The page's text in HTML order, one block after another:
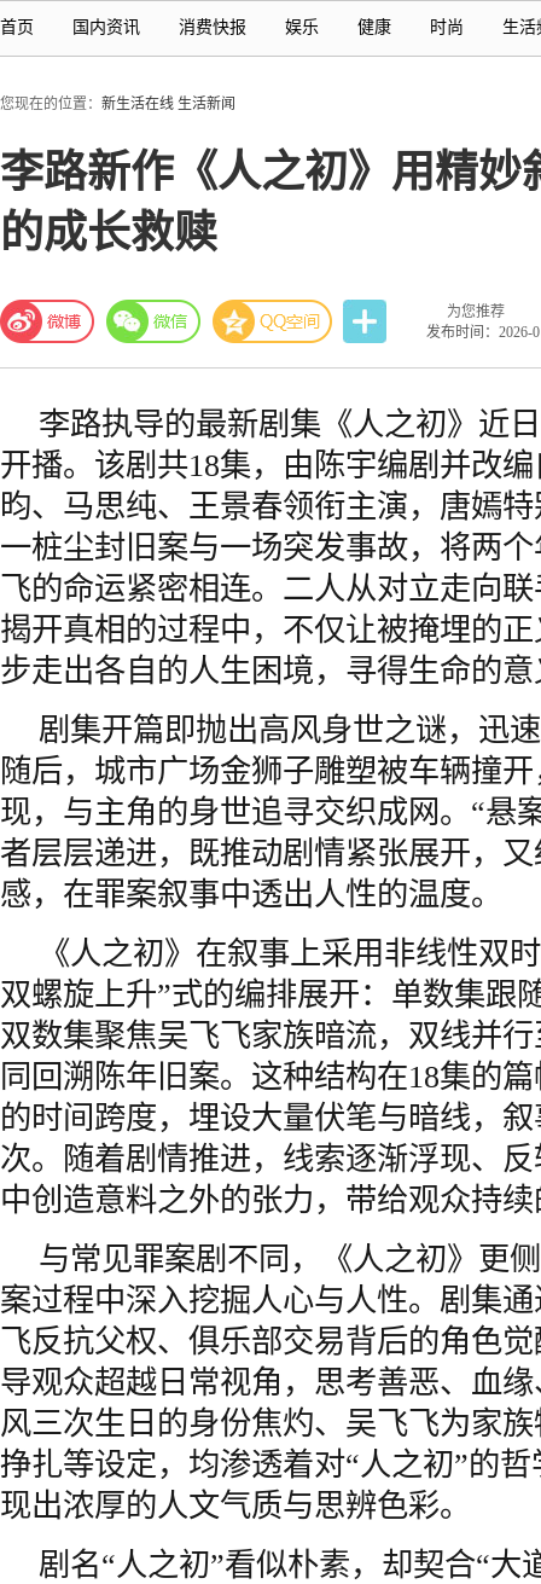
首页 国内资讯 消费快报 娱乐 健康 时尚 生活
您现在的位置： 新生活在线 生活新闻
李路新作《人之初》用精
的成长救赎
为您推荐
发布时间：2026-
李路执导的最新剧集《人之初》近
开播。该剧共18集，由陈宇编剧并改
昀、马思纯、王景春领衔主演，唐嫣
一桩尘封旧案与一场突发事故，将两
飞的命运紧密相连。二人从对立走向
揭开真相的过程中，不仅让被掩埋的
步走出各自的人生困境，寻得生命的
剧集开篇即抛出高风身世之谜，迅
随后，城市广场金狮子雕塑被车辆撞
现，与主角的身世追寻交织成网。“悬
者层层递进，既推动剧情紧张展开，
感，在罪案叙事中透出人性的温度。
《人之初》在叙事上采用非线性双
双螺旋上升”式的编排展开：单数集跟
双数集聚焦吴飞飞家族暗流，双线并
同回溯陈年旧案。这种结构在18集的
的时间跨度，埋设大量伏笔与暗线，
次。随着剧情推进，线索逐渐浮现、
中创造意料之外的张力，带给观众持
与常见罪案剧不同，《人之初》更
案过程中深入挖掘人心与人性。剧集
飞反抗父权、俱乐部交易背后的角色
导观众超越日常视角，思考善恶、血
风三次生日的身份焦灼、吴飞飞为家
挣扎等设定，均渗透着对“人之初”的
现出浓厚的人文气质与思辨色彩。
剧名“人之初”看似朴素，却契合“大